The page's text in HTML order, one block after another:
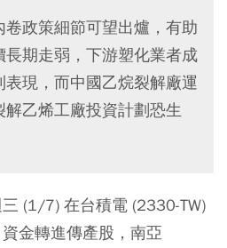
卷政策細節可望出爐，有助
期走弱，下游塑化業者成
現，而中國乙烷裂解廠運
乙烯工廠投資計劃恐生
(1/7) 在台積電 (2330-TW)
金轉進傳產股，南亞